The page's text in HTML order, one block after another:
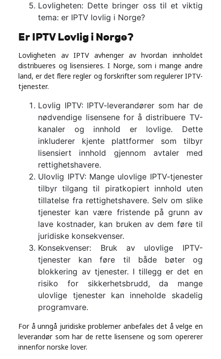
Lovligheten: Dette bringer oss til et viktig
tema: er IPTV lovlig i Norge?
Er IPTV Lovlig i Norge?
Lovligheten av IPTV avhenger av hvordan innholdet
distribueres og lisensieres. I Norge, som i mange andre
land, er det flere regler og forskrifter som regulerer IPTV-
tjenester.
Lovlig IPTV: IPTV-leverandører som har de
nødvendige lisensene for å distribuere TV-
kanaler og innhold er lovlige. Dette
inkluderer kjente plattformer som tilbyr
lisensiert innhold gjennom avtaler med
rettighetshavere.
Ulovlig IPTV: Mange ulovlige IPTV-tjenester
tilbyr tilgang til piratkopiert innhold uten
tillatelse fra rettighetshavere. Selv om slike
tjenester kan være fristende på grunn av
lave kostnader, kan bruken av dem føre til
juridiske konsekvenser.
Konsekvenser: Bruk av ulovlige IPTV-
tjenester kan føre til både bøter og
blokkering av tjenester. I tillegg er det en
risiko for sikkerhetsbrudd, da mange
ulovlige tjenester kan inneholde skadelig
programvare.
For å unngå juridiske problemer anbefales det å velge en
leverandør som har de rette lisensene og som opererer
innenfor norske lover.